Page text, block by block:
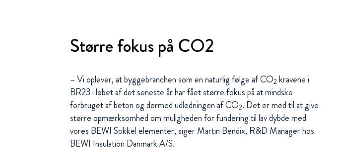
Større fokus på CO2
– Vi oplever, at byggebranchen som en naturlig følge af CO2 kravene i
BR23 i løbet af det seneste år har fået større fokus på at mindske
forbruget af beton og dermed udledningen af CO2. Det er med til at give
større opmærksomhed om muligheden for fundering til lav dybde med
vores BEWI Sokkel elementer, siger Martin Bendix, R&D Manager hos
BEWI Insulation Danmark A/S.